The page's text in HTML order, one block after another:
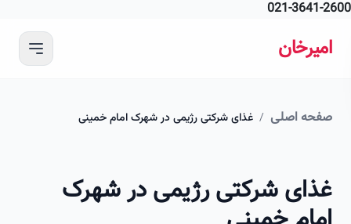
021-
اصلی / غذای شرکتی رژیمی در شهرک امام خمینی
شرکتی رژیمی در شهرک